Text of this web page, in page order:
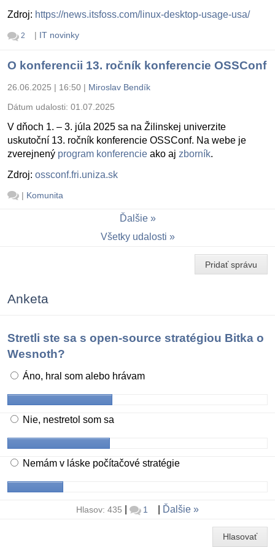
Zdroj: https://news.itsfoss.com/linux-desktop-usage-usa/
2 | IT novinky
O konferencii 13. ročník konferencie OSSConf
26.06.2025 | 16:50 | Miroslav Bendík
Dátum udalosti: 01.07.2025
V dňoch 1. – 3. júla 2025 sa na Žilinskej univerzite
uskutoční 13. ročník konferencie OSSConf. Na webe je
zverejnený program konferencie ako aj zborník.
Zdroj: ossconf.fri.uniza.sk
| Komunita
Ďalšie
Všetky udalosti
Pridať správu
Anketa
Stretli ste sa s open-source stratégiou Bitka o
Wesnoth?
Áno, hral som alebo hrávam
Nie, nestretol som sa
Nemám v láske počítačové stratégie
Hlasov: 435 1 Ďalšie
Hlasovať